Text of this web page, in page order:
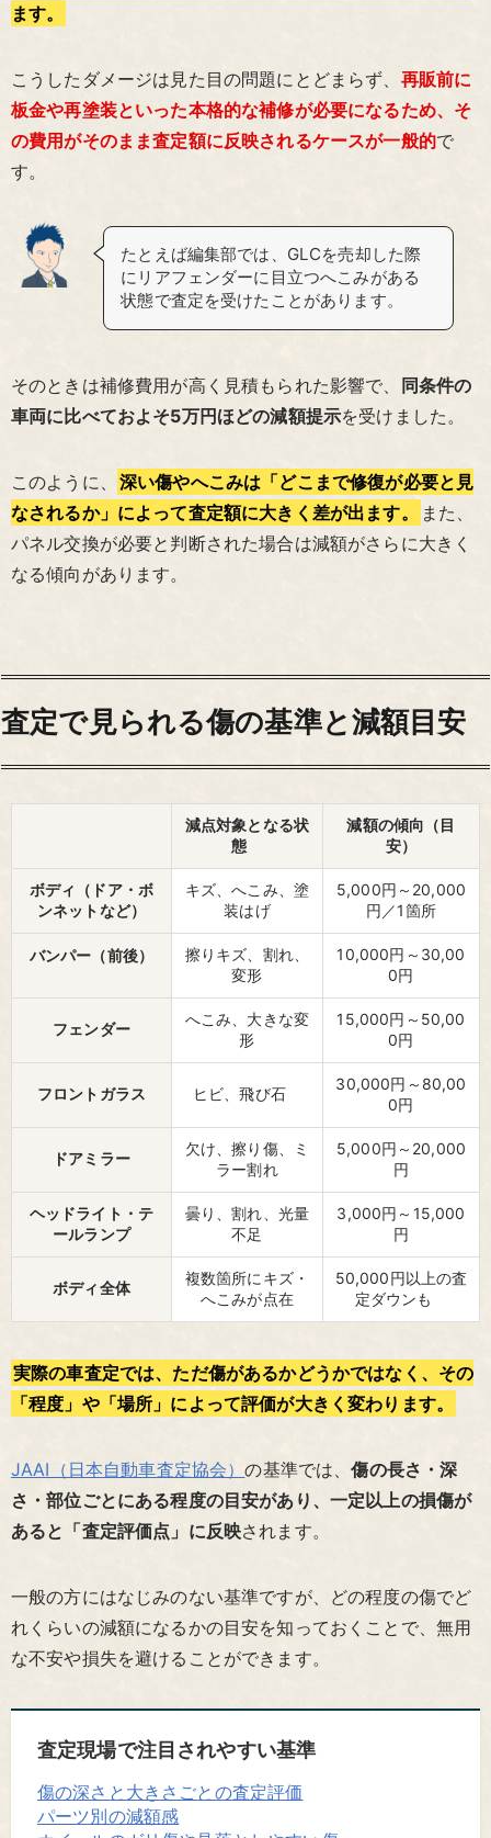
ます。
こうしたダメージは見た目の問題にとどまらず、 再販前に
板金や再塗装といった本格的な補修が必要になるため、そ
の費用がそのまま査定額に反映されるケースが一般的で
す。
たとえば編集部では、GLCを売却した際
にリアフェンダーに目立つへこみがある
状態で査定を受けたことがあります。
そのときは補修費用が高く見積もられた影響で、
同条件の
車両に比べておよそ5万円ほどの減額提示を受けました。
このように、
深い傷やへこみは「どこまで修復が必要と見
なされるか」によって査定額に大きく差が出ます。
また、
パネル交換が必要と判断された場合は減額がさらに大きく
なる傾向があります。
査定で見られる傷の基準と減額目安
減点対象となる状
態
減額の傾向（目
安）
ボディ（ドア・ボ
ンネットなど）
キズ、へこみ、塗
装はげ
5,000円～20,000
円／1箇所
バンパー（前後）
擦りキズ、割れ、
変形
10,000円～30,00
0円
フェンダー
へこみ、大きな変
形
15,000円～50,00
0円
フロントガラス ヒビ、飛び石
30,000円～80,00
0円
ドアミラー
欠け、擦り傷、ミ
ラー割れ
5,000円～20,000
円
ヘッドライト・テ
ールランプ
曇り、割れ、光量
不足
3,000円～15,000
円
ボディ全体
複数箇所にキズ・
へこみが点在
50,000円以上の査
定ダウンも
実際の車査定では、ただ傷があるかどうかではなく、その
「程度」や「場所」によって評価が大きく変わります。
JAAI（日本自動車査定協会）の基準では、傷の長さ・深
さ・部位ごとにある程度の目安があり、一定以上の損傷が
あると「査定評価点」に反映されます。
一般の方にはなじみのない基準ですが、どの程度の傷でど
れくらいの減額になるかの目安を知っておくことで、無用
な不安や損失を避けることができます。
査定現場で注目されやすい基準
傷の深さと大きさごとの査定評価
パーツ別の減額感